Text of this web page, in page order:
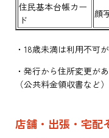
住民基本台帳カー
ド
顔
・18歳未満は利用不可
・発行から住所変更が
（公共料金領収書など
店舗・出張・宅配